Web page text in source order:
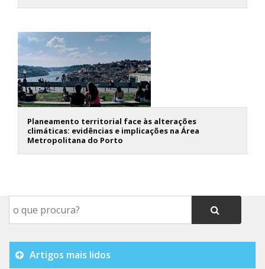
Planeamento territorial face às alterações
climáticas: evidências e implicações na Área
Metropolitana do Porto
Artigos mais lidos